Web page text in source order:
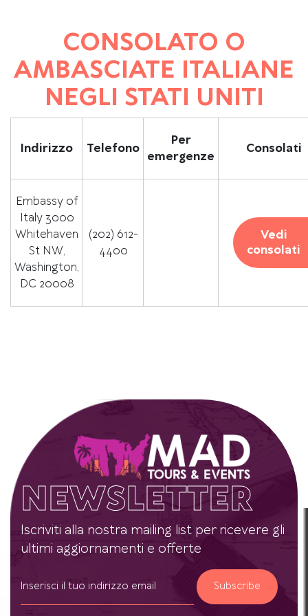
CONSOLATO O
AMBASCIATE ITALIANE
NEGLI STATI UNITI
Indirizzo Telefono
Per
emergenze
Consolati
Embassy of
Italy 3000
Whitehaven
St NW,
Washington,
DC 20008
(202) 612-
4400
Vedi
consolati
NEWSLETTER
Iscriviti alla nostra mailing list per ricevere gli
ultimi aggiornamenti e offerte
Subscribe